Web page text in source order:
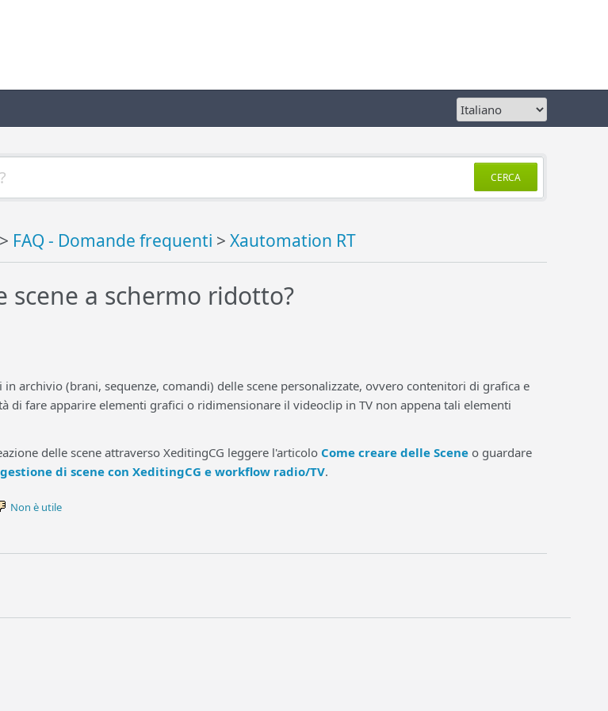
CERCA
> FAQ - Domande frequenti > Xautomation RT
scene a schermo ridotto?
in archivio (brani, sequenze, comandi) delle scene personalizzate, ovvero contenitori di grafica e
di fare apparire elementi grafici o ridimensionare il videoclip in TV non appena tali elementi
delle scene attraverso XeditingCG leggere l'articolo Come creare delle Scene o guardare
di scene con XeditingCG e workflow radio/TV.
Non è utile